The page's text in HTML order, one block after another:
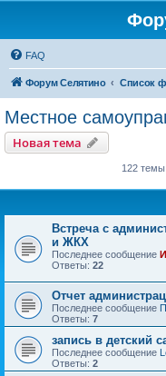
FAQ
Форум Селятино Список
Местное
Новая тема
122 темы
Встреча с
и ЖКХ
Последнее сообщение
Ответы: 22
Отчет
Последнее сообщение
Ответы: 7
запись в детский
Последнее сообщение
Ответы: 2